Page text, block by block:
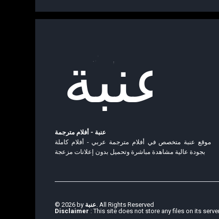
عنبة - أفلام مترجمة
موقع عنبة متخصص في أفلام مترجمة عربي - أفلام كاملة
بجودة عالية مشاهدة مباشرة وتحميل بدون إعلانات مزعجة
© 2026 by عنبة. All Rights Reserved
Disclaimer : This site does not store any files on its